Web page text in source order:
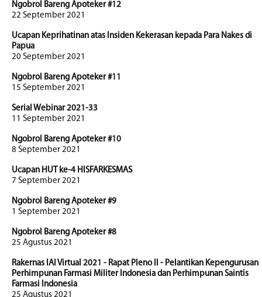
Ngobrol Bareng Apoteker #12
22 September 2021
Ucapan Keprihatinan atas Insiden Kekerasan kepada Para Nakes di
Papua
20 September 2021
Ngobrol Bareng Apoteker #11
15 September 2021
Serial Webinar 2021-33
11 September 2021
Ngobrol Bareng Apoteker #10
8 September 2021
Ucapan HUT ke-4 HISFARKESMAS
7 September 2021
Ngobrol Bareng Apoteker #9
1 September 2021
Ngobrol Bareng Apoteker #8
25 Agustus 2021
Rakernas IAI Virtual 2021 - Rapat Pleno II - Pelantikan Kepengurusan
Perhimpunan Farmasi Militer Indonesia dan Perhimpunan Saintis
Farmasi Indonesia
25 Agustus 2021